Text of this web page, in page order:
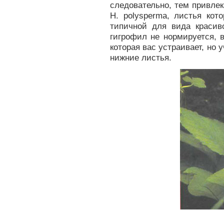
следовательно, тем
Н. polysperma, листья
типичной для вида
гигрофил не
которая вас устраивает, но
нижние листья.